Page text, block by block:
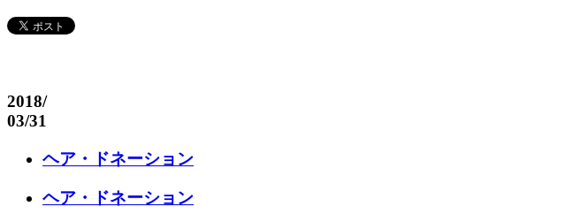
2018/
03/31
ヘア・ドネーション
ヘア・ドネーション